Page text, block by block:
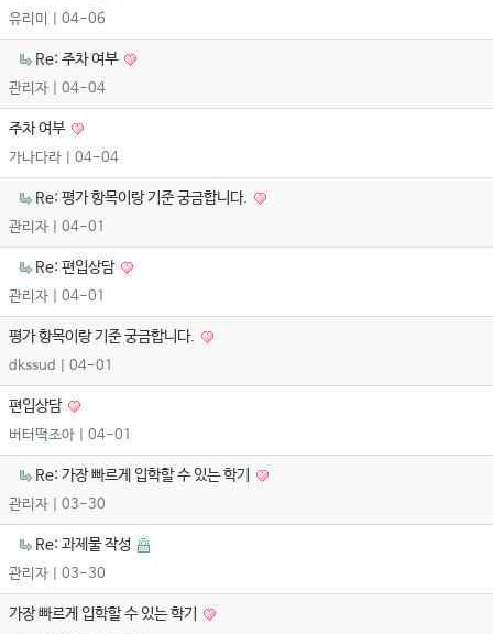
유리미 | 04-06
Re: 주차 여부
관리자 | 04-04
주차 여부
가나다라 | 04-04
Re: 평가 항목이랑 기준 궁금합니다.
관리자 | 04-01
Re: 편입상담
관리자 | 04-01
평가 항목이랑 기준 궁금합니다.
dkssud | 04-01
편입상담
버터떡조아 | 04-01
Re: 가장 빠르게 입학할 수 있는 학기
관리자 | 03-30
Re: 과제물 작성
관리자 | 03-30
가장 빠르게 입학할 수 있는 학기